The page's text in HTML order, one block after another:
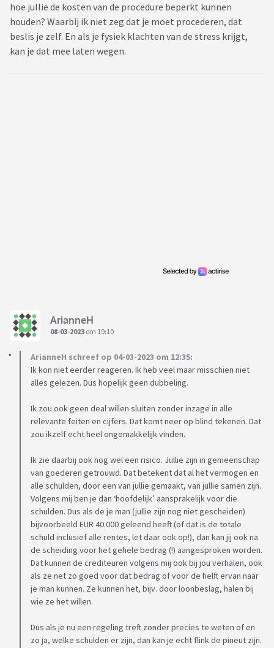
hoe jullie de kosten van de procedure beperkt kunnen
houden? Waarbij ik niet zeg dat je moet procederen, dat
beslis je zelf. En als je fysiek klachten van de stress krijgt,
kan je dat mee laten wegen.
ArianneH
08-03-2023 om 19:10
ArianneH schreef op 04-03-2023 om 12:35:
Ik kon niet eerder reageren. Ik heb veel maar misschien niet
alles gelezen. Dus hopelijk geen dubbeling.
Ik zou ook geen deal willen sluiten zonder inzage in alle
relevante feiten en cijfers. Dat komt neer op blind tekenen. Dat
zou ikzelf echt heel ongemakkelijk vinden.
Ik zie daarbij ook nog wel een risico. Jullie zijn in gemeenschap
van goederen getrouwd. Dat betekent dat al het vermogen en
alle schulden, door een van jullie gemaakt, van jullie samen zijn.
Volgens mij ben je dan ‘hoofdelijk’ aansprakelijk voor die
schulden. Dus als de je man (jullie zijn nog niet gescheiden)
bijvoorbeeld EUR 40.000 geleend heeft (of dat is de totale
schuld inclusief alle rentes, let daar ook op!), dan kan jij ook na
de scheiding voor het gehele bedrag (!) aangesproken worden.
Dat kunnen de crediteuren volgens mij ook bij jou verhalen, ook
als ze net zo goed voor dat bedrag of voor de helft ervan naar
je man kunnen. Ze kunnen het, bijv. door loonbeslag, halen bij
wie ze het willen.
Dus als je nu een regeling treft zonder precies te weten of en
zo ja, welke schulden er zijn, dan kan je echt flink de pineut zijn.